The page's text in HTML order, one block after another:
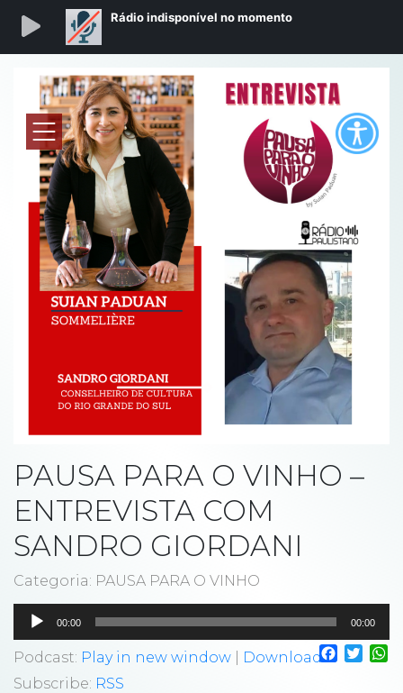
PAUSA PARA O VINHO –
ENTREVISTA COM
SANDRO GIORDANI
Categoria: PAUSA PARA O VINHO
Tocador
áudio
00:00 00:00
Podcast: Play in new window
Download
Subscribe: RSS